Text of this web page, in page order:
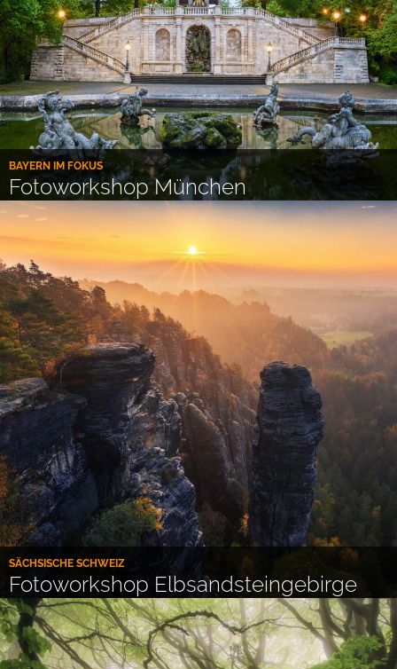
BAYERN IM FOKUS
Fotoworkshop München
SÄCHSISCHE SCHWEIZ
Fotoworkshop Elbsandsteingebirge